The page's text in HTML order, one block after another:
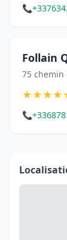
📞
Follain
75 chemin
★★★★
📞